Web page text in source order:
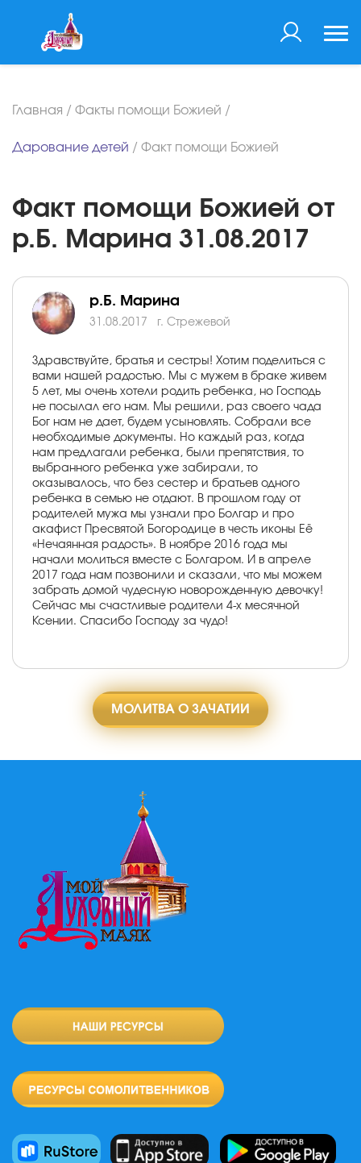
Главная / Факты помощи Божией /
Дарование детей / Факт помощи Божией
Факт помощи Божией от
р.Б. Марина 31.08.2017
р.Б. Марина
31.08.2017 г. Стрежевой
Здравствуйте, братья и сестры! Хотим поделиться с
вами нашей радостью. Мы с мужем в браке живем
5 лет, мы очень хотели родить ребенка, но Господь
не посылал его нам. Мы решили, раз своего чада
Бог нам не дает, будем усыновлять. Собрали все
необходимые документы. Но каждый раз, когда
нам предлагали ребенка, были препятствия, то
выбранного ребенка уже забирали, то
оказывалось, что без сестер и братьев одного
ребенка в семью не отдают. В прошлом году от
родителей мужа мы узнали про Болгар и про
акафист Пресвятой Богородице в честь иконы Её
«Нечаянная радость». В ноябре 2016 года мы
начали молиться вместе с Болгаром. И в апреле
2017 года нам позвонили и сказали, что мы можем
забрать домой чудесную новорожденную девочку!
Сейчас мы счастливые родители 4-х месячной
Ксении. Спасибо Господу за чудо!
МОЛИТВА О ЗАЧАТИИ